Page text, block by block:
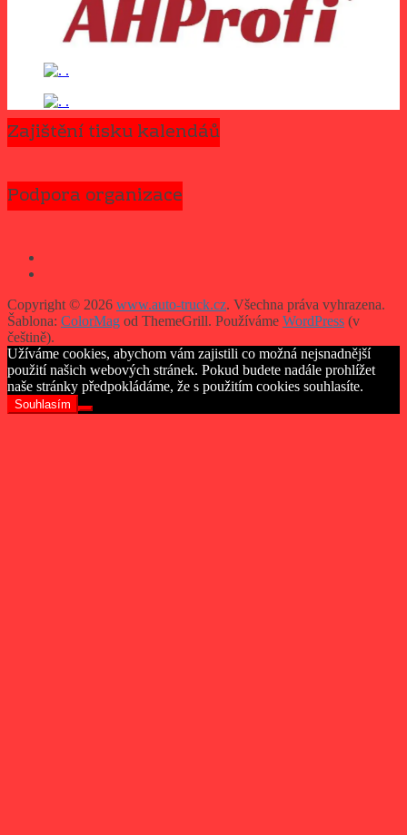
Zajištění tisku kalendáů
Podpora organizace
Copyright © 2026 www.auto-truck.cz. Všechna práva vyhrazena.
Šablona: ColorMag od ThemeGrill. Používáme WordPress (v
češtině).
Užíváme cookies, abychom vám zajistili co možná nejsnadnější
použití našich webových stránek. Pokud budete nadále prohlížet
naše stránky předpokládáme, že s použitím cookies souhlasíte.
Souhlasím